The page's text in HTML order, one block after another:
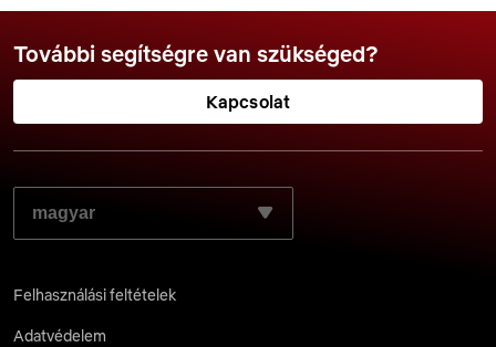
További segítségre van szükséged?
Kapcsolat
VÁLASZD KI A KÍVÁNT NYELVET:
Felhasználási feltételek
Adatvédelem